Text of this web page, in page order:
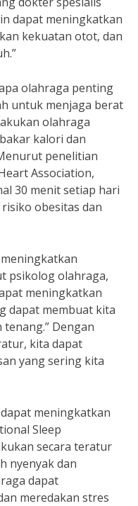
dapat meningkatkan
kekuatan otot, dan
olahraga penting
untuk menjaga berat
olahraga
kalori dan
penelitian
Association,
30 menit setiap hari
obesitas dan
psikolog olahraga,
meningkatkan
dapat membuat kita
Dengan
kita dapat
yang sering kita
meningkatkan
Sleep
secara teratur
nyenyak dan
dapat
meredakan stres